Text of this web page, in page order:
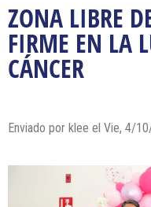
ZONA LIBRE
FIRME EN LA
CÁNCER
Enviado por klee el Vie, 4/